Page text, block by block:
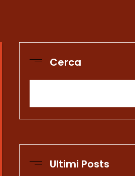
Cerca
Ultimi Posts